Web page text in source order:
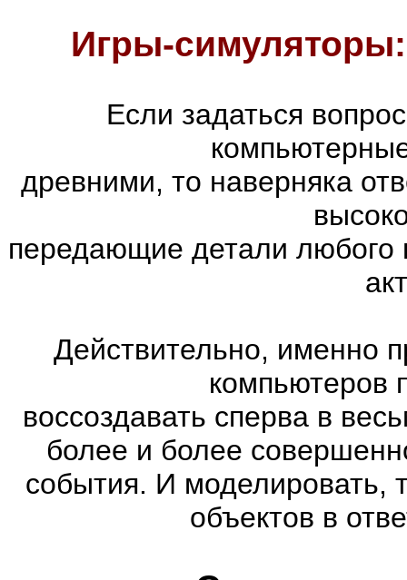
Игры-
Если задаться
древними, то наверняка
передающие детали любого
Действительно, именно
компьютеров
воссоздавать сперва в
более и более
события. И моделировать,
объектов в